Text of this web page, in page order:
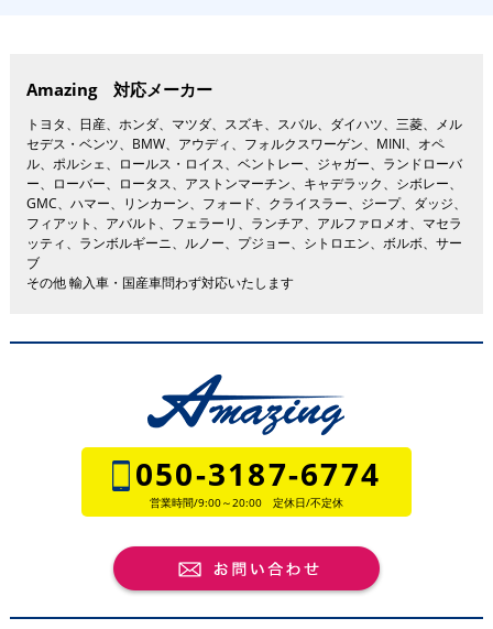
Amazing 対応メーカー
トヨタ、日産、ホンダ、マツダ、スズキ、スバル、ダイハツ、三菱、メル
セデス・ベンツ、BMW、アウディ、フォルクスワーゲン、MINI、オペ
ル、ポルシェ、ロールス・ロイス、ベントレー、ジャガー、ランドローバ
ー、ローバー、ロータス、アストンマーチン、キャデラック、シボレー、
GMC、ハマー、リンカーン、フォード、クライスラー、ジープ、ダッジ、
フィアット、アバルト、フェラーリ、ランチア、アルファロメオ、マセラ
ッティ、ランボルギーニ、ルノー、プジョー、シトロエン、ボルボ、サー
ブ
その他 輸入車・国産車問わず対応いたします
050-3187-6774
営業時間/9:00～20:00 定休日/不定休